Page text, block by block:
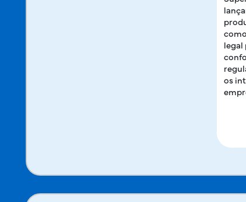
legal
os